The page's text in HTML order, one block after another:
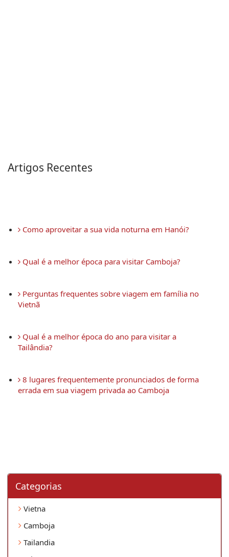
Artigos Recentes
Como aproveitar a sua vida noturna em Hanói?
Qual é a melhor época para visitar Camboja?
Perguntas frequentes sobre viagem em família no
Vietnã
Qual é a melhor época do ano para visitar a
Tailândia?
8 lugares frequentemente pronunciados de forma
errada em sua viagem privada ao Camboja
Categorias
Vietna
Camboja
Tailandia